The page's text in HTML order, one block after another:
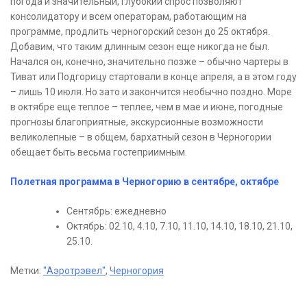
консолидатору и всем операторам, работающим на
программе, продлить черногорский сезон до 25 октября.
Добавим, что таким длинным сезон еще никогда не был.
Начался он, конечно, значительно позже – обычно чартеры в
Тиват или Подгорицу стартовали в конце апреля, а в этом году
– лишь 10 июля. Но зато и закончится необычно поздно. Море
в октябре еще теплое – теплее, чем в мае и июне, погодные
прогнозы благоприятные, экскурсионные возможности
великолепные – в общем, бархатный сезон в Черногории
обещает быть весьма гостеприимным.
Полетная программа в Черногорию в сентябре, октябре
Сентябрь: ежедневно
Октябрь: 02.10, 4.10, 7.10, 11.10, 14.10, 18.10, 21.10,
25.10.
Метки: "Аэротрэвел", Черногория